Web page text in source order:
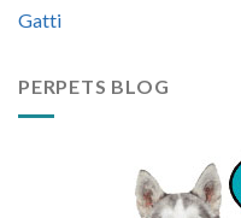
Gatti
PERPETS BLOG